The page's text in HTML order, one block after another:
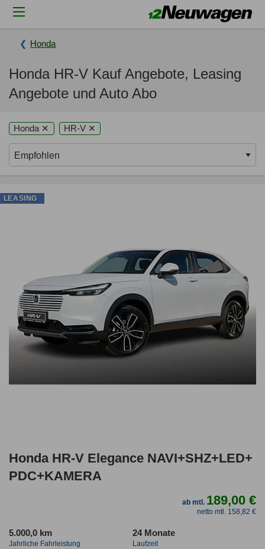
Honda
Honda HR-V Kauf Angebote, Leasing
Angebote und Auto Abo
Honda ✕ HR-V ✕
Honda HR-V Elegance NAVI+SHZ+LED+
PDC+KAMERA
ab mtl. 189,00 €
netto mtl. 158,82 €
5.000,0 km
Jahrliche Fahrleistung
24 Monate
Laufzeit
LEASING